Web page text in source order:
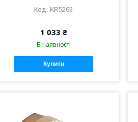
KR5263
1 033 ₴
В наявності
Купити